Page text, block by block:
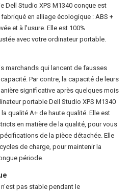
Dell Studio XPS M1340 conçue est
en alliage écologique : ABS +
et à l'usure. Elle est 100%
avec votre ordinateur portable.
marchands qui lancent de fausses
Par contre, la capacité de leurs
significative après quelques mois
portable Dell Studio XPS M1340
qualité A+ de haute qualité. Elle est
en matière de la qualité, pour vous
de la pièce détachée. Elle
de charge, pour maintenir la
période.
pas stable pendant le